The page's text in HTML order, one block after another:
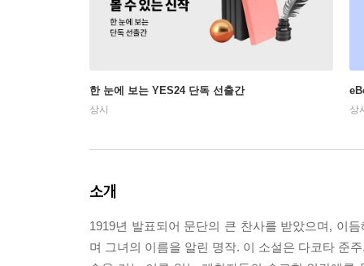
한 눈에 보는 YES24 단독 선출간
상시 상
소개
1919년 발표되어 문단의 큰 찬사를 받았으며, 이
며 그녀의 이름을 알린 명작. 이 소설은 다코타 준